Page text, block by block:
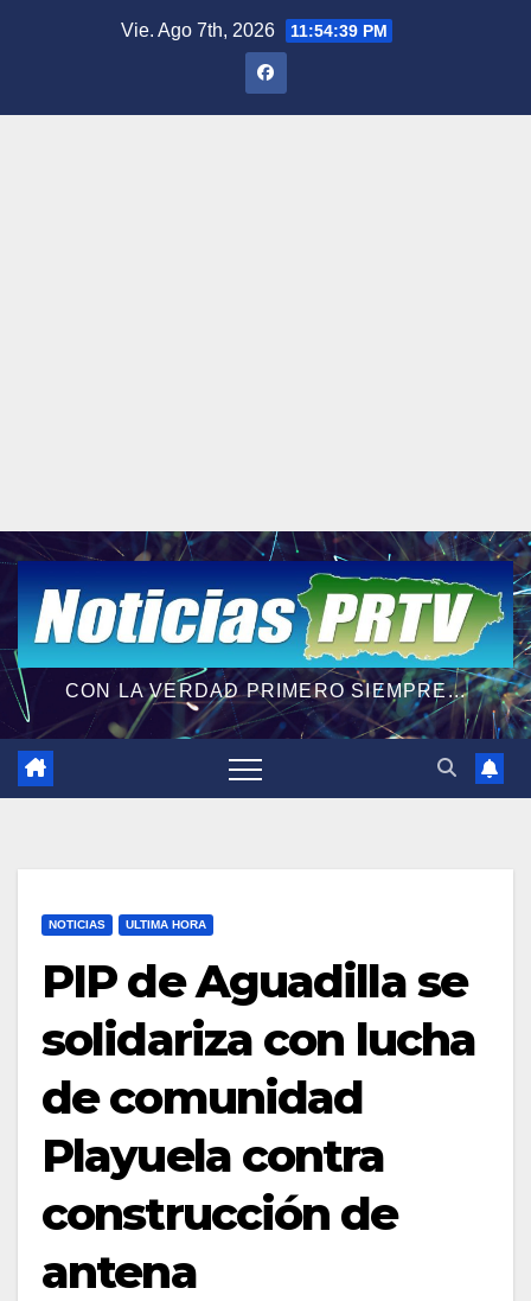
Vie. Ago 7th, 2026 11:54:40 PM
CON LA VERDAD PRIMERO SIEMPRE...
NOTICIAS ULTIMA HORA
PIP de Aguadilla se
solidariza con lucha
de comunidad
Playuela contra
construcción de
antena